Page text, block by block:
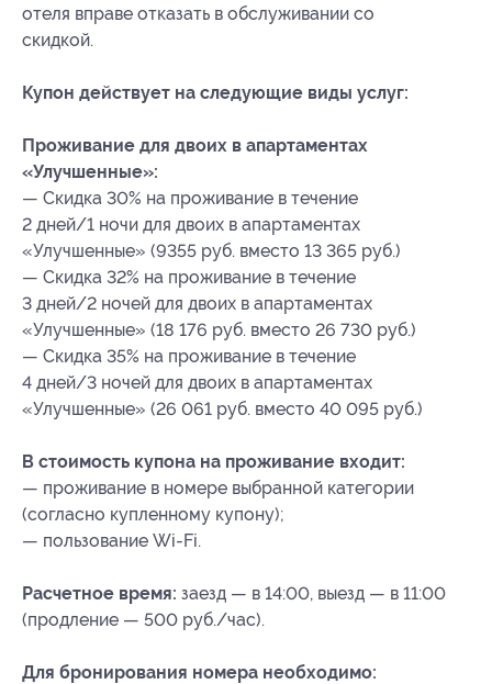
отеля вправе отказать в обслуживании со
скидкой.
Купон действует на следующие виды услуг:
Проживание для двоих в апартаментах
«Улучшенные»:
— Скидка 30% на проживание в течение
2 дней/1 ночи для двоих в апартаментах
«Улучшенные» (9355 руб. вместо 13 365 руб.)
— Скидка 32% на проживание в течение
3 дней/2 ночей для двоих в апартаментах
«Улучшенные» (18 176 руб. вместо 26 730 руб.)
— Скидка 35% на проживание в течение
4 дней/3 ночей для двоих в апартаментах
«Улучшенные» (26 061 руб. вместо 40 095 руб.)
В стоимость купона на проживание входит:
— проживание в номере выбранной категории
(согласно купленному купону);
— пользование Wi-Fi.
Расчетное время: заезд — в 14:00, выезд — в 11:00
(продление — 500 руб./час).
Для бронирования номера необходимо: